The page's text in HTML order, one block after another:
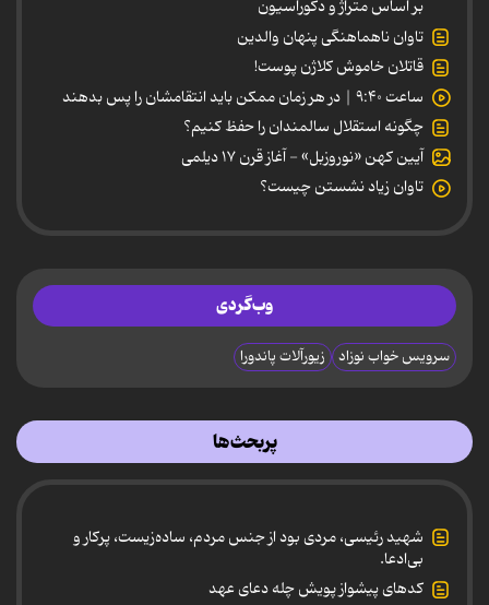
بر اساس متراژ و دکوراسیون
تاوان ناهماهنگی پنهان والدین
قاتلان خاموش کلاژن پوست!
ساعت ۹:۴۰ | در هر زمان ممکن باید انتقامشان را پس بدهند
چگونه استقلال سالمندان را حفظ کنیم؟
آیین کهن «نوروزبل» - آغاز قرن ۱۷ دیلمی
تاوان زیاد نشستن چیست؟
وب‌گردی
سرویس خواب نوزاد زیورآلات پاندورا
پربحث‌ها
شهید رئیسی، مردی بود از جنس مردم، ساده‌زیست، پرکار و
بی‌ادعا.
کدهای پیشواز پویش چله دعای عهد